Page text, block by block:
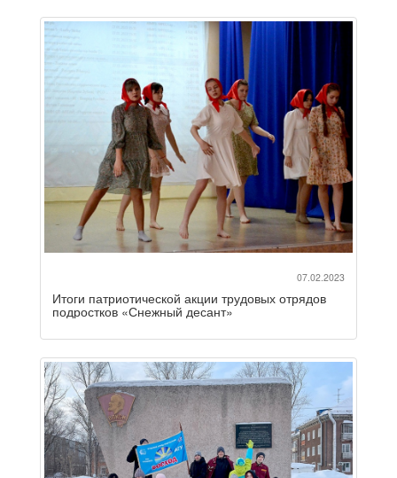
07.02.2023
Итоги патриотической акции трудовых отрядов
подростков «Снежный десант»